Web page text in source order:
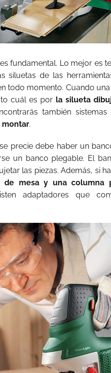
fundamental. Lo mejor es
siluetas de las
todo momento. Cuando
cuál es por la silueta
también sistemas
montar.
precie debe haber un
un banco plegable. El
las piezas. Además, si
de mesa y una columna
adaptadores que